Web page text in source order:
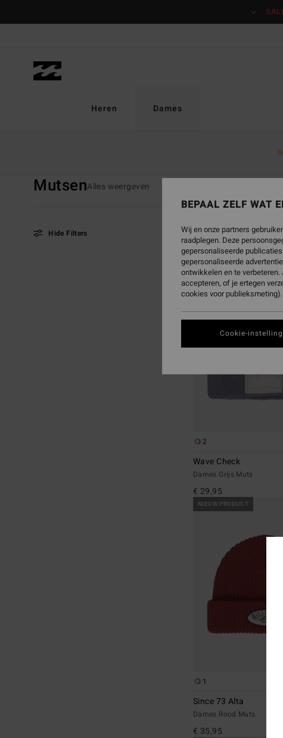
Heren Dames
MutsenAlles weergeven
Hide Filters
Overslaan
naar
zoekfiltercriteria
Ga
naar
sorteren
NIEUW PRODUCT
2
Wave Check
Dames Grijs Muts
€ 29,95
NIEUW PRODUCT
1
Since 73 Alta
Dames Rood Muts
€ 35,95
BEPAAL ZELF WAT
Wij en onze partners
raadplegen. Deze
gepersonaliseerde
gepersonaliseerde
ontwikkelen en te
accepteren, of je ertegen
cookies voor
Cookie-